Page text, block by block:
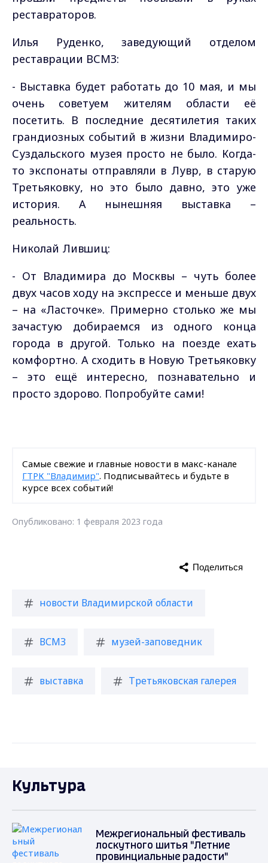
реставраторов.
Илья Руденко, заведующий отделом
реставрации ВСМЗ:
- Выставка будет работать до 10 мая, и мы
очень советуем жителям области её
посетить. В последние десятилетия таких
грандиозных событий в жизни Владимиро-
Суздальского музея просто не было. Когда-
то экспонаты отправляли в Лувр, в старую
Третьяковку, но это было давно, это уже
история. А нынешняя выставка –
реальность.
Николай Лившиц:
- От Владимира до Москвы – чуть более
двух часов ходу на экспрессе и меньше двух
– на «Ласточке». Примерно столько же мы
зачастую добираемся из одного конца
города в другой. Только на поезде ехать
комфортно. А сходить в Новую Третьяковку
– это ещё интересно, познавательно и
просто здорово. Попробуйте сами!
Самые свежие и главные новости в макс-канале
ГТРК "Владимир". Подписывайтесь и будьте в
курсе всех событий!
Опубликовано: 1 февраля 2023 года
новости Владимирской области
ВСМЗ музей-заповедник
выставка Третьяковская галерея
Поделиться
Культура
Межрегиональный фестиваль
лоскутного шитья "Летние
провинциальные радости"